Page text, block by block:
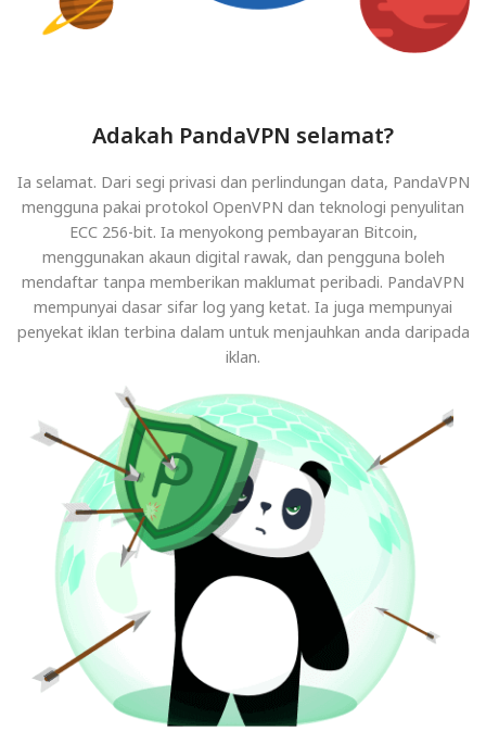
Adakah PandaVPN selamat?
Ia selamat. Dari segi privasi dan perlindungan data, PandaVPN
mengguna pakai protokol OpenVPN dan teknologi penyulitan
ECC 256-bit. Ia menyokong pembayaran Bitcoin,
menggunakan akaun digital rawak, dan pengguna boleh
mendaftar tanpa memberikan maklumat peribadi. PandaVPN
mempunyai dasar sifar log yang ketat. Ia juga mempunyai
penyekat iklan terbina dalam untuk menjauhkan anda daripada
iklan.